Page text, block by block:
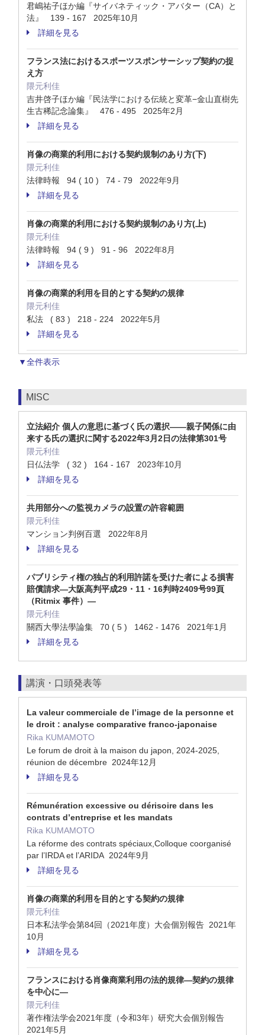
君嶋祐子ほか編『サイバネティック・アバター（CA）と
法』 139 - 167 2025年10月
詳細を見る
フランス法におけるスポーツスポンサーシップ契約の捉
え方
隈元利佳
吉井啓子ほか編『民法学における伝統と変革−金山直樹先
生古稀記念論集』 476 - 495 2025年2月
詳細を見る
肖像の商業的利用における契約規制のあり方(下)
隈元利佳
法律時報 94 ( 10 ) 74 - 79 2022年9月
詳細を見る
肖像の商業的利用における契約規制のあり方(上)
隈元利佳
法律時報 94 ( 9 ) 91 - 96 2022年8月
詳細を見る
肖像の商業的利用を目的とする契約の規律
隈元利佳
私法 ( 83 ) 218 - 224 2022年5月
詳細を見る
▼全件表示
MISC
立法紹介 個人の意思に基づく氏の選択――親子関係に由
来する氏の選択に関する2022年3月2日の法律第301号
隈元利佳
日仏法学 ( 32 ) 164 - 167 2023年10月
詳細を見る
共用部分への監視カメラの設置の許容範囲
隈元利佳
マンション判例百選 2022年8月
詳細を見る
パブリシティ権の独占的利用許諾を受けた者による損害
賠償請求―大阪高判平成29・11・16判時2409号99頁
（Ritmix 事件）―
隈元利佳
關西大學法學論集 70 ( 5 ) 1462 - 1476 2021年1月
詳細を見る
講演・口頭発表等
La valeur commerciale de l’image de la personne et
le droit : analyse comparative franco-japonaise
Rika KUMAMOTO
Le forum de droit à la maison du japon, 2024-2025,
réunion de décembre 2024年12月
詳細を見る
Rémunération excessive ou dérisoire dans les
contrats d’entreprise et les mandats
Rika KUMAMOTO
La réforme des contrats spéciaux,Colloque coorganisé
par l’IRDA et l’ARIDA 2024年9月
詳細を見る
肖像の商業的利用を目的とする契約の規律
隈元利佳
日本私法学会第84回（2021年度）大会個別報告 2021年
10月
詳細を見る
フランスにおける肖像商業利用の法的規律―契約の規律
を中心に―
隈元利佳
著作権法学会2021年度（令和3年）研究大会個別報告
2021年5月